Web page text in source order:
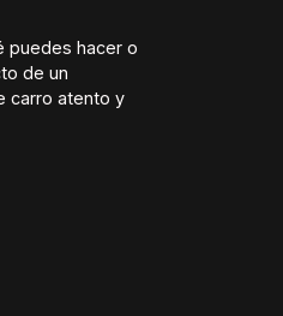
puedes hacer o
de un
carro atento y